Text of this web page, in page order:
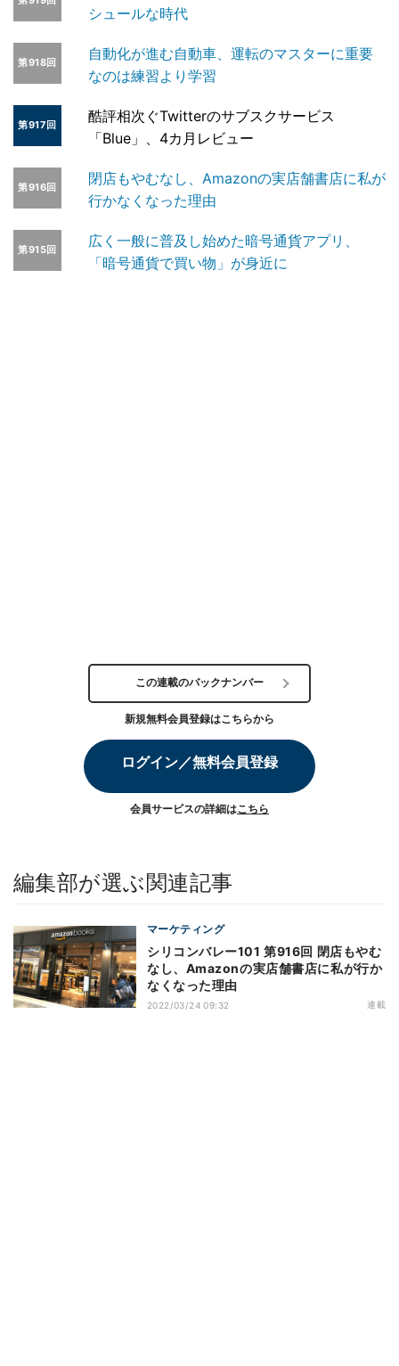
シュールな時代
第918回
自動化が進む自動車、運転のマスターに重要
なのは練習より学習
第917回
酷評相次ぐTwitterのサブスクサービス
「Blue」、4カ月レビュー
第916回
閉店もやむなし、Amazonの実店舗書店に私が
行かなくなった理由
第915回
広く一般に普及し始めた暗号通貨アプリ、
「暗号通貨で買い物」が身近に
この連載のバックナンバー
新規無料会員登録はこちらから
ログイン／無料会員登録
会員サービスの詳細はこちら
編集部が選ぶ関連記事
マーケティング
シリコンバレー101 第916回 閉店もやむ
なし、Amazonの実店舗書店に私が行か
なくなった理由
2022/03/24 09:32 連載